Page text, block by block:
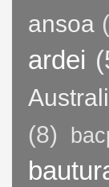
ansoa
ardei
(8)